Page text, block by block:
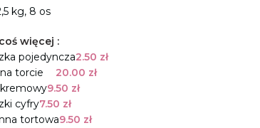
kg, 8 os
więcej :
pojedyncza2.50 zł
torcie
20.00 zł
9.50 zł
cyfry7.50 zł
tortowa9.50 zł